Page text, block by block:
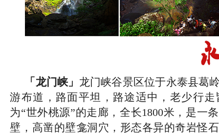
「龙门峡」 龙门峡谷景区位于永泰县葛
游布道，路面平坦，路途适中，老少行
为“世外桃源”的走廊，全长1800米，是一
壁，高凿的壁龛洞穴，形态各异的奇岩怪